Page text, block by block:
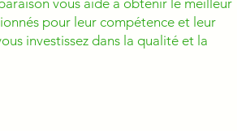
vous aide à obtenir le meilleur
pour leur compétence et leur
investissez dans la qualité et la